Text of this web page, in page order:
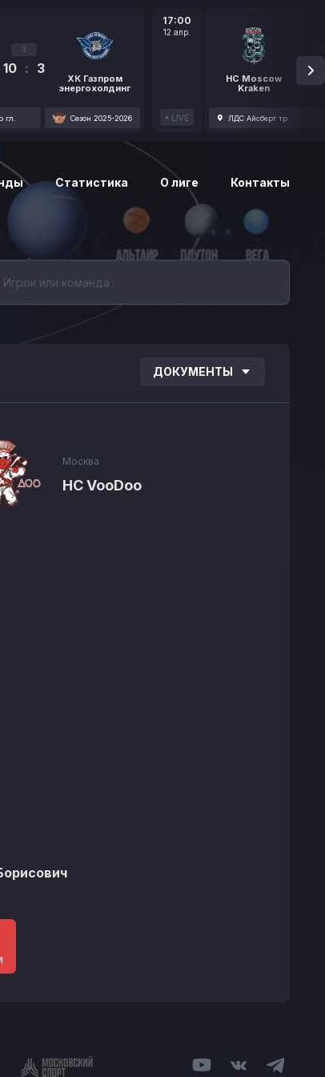
3
10 : 3
ХК Газпром
энергохолдинг
гл. Сезон 2025-2026
17:00
12 апр.
LIVE
HC Moscow
Kraken
1
ЛДС Айсберг тр.
Статистика О лиге Контакты
ДОКУМЕНТЫ
Москва
HC VooDoo